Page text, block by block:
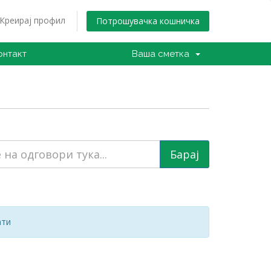
Креирај профил Потрошувачка кошничка
Ваша сметка